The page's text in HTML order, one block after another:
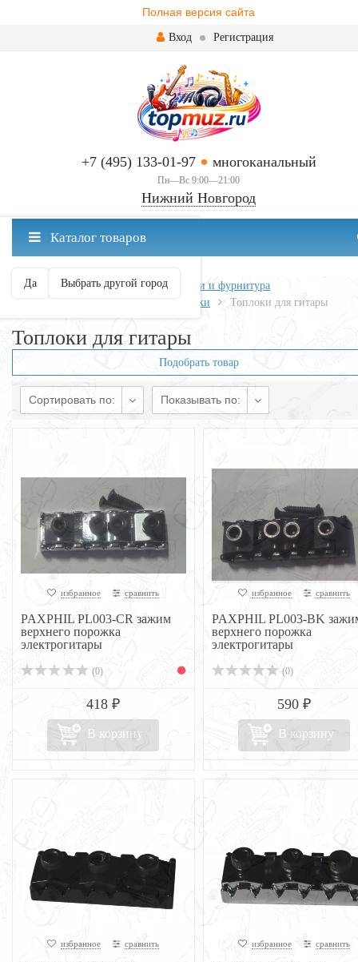
Полная версия сайта
Вход Регистрация
+7 (495) 133-01-97 многоканальный
Пн—Вс 9:00—21:00
Нижний Новгород
Нижний Новгород ваш город?
Да Выбрать другой город
Каталог товаров
Главная Всё для гитары
Запчасти и фурнитура
Бриджи, струнодержатели, колышки
Топлоки для гитары
Топлоки для гитары
Подобрать товар
Сортировать по: Показывать по:
избранное сравнить
PAXPHIL PL003-CR зажим
верхнего порожка
электрогитары
(0)
418 ₽
В корзину
избранное сравнить
PAXPHIL PL003-BK
верхнего порожка
электрогитары
(0)
590 ₽
В корзину
избранное сравнить избранное сравнить